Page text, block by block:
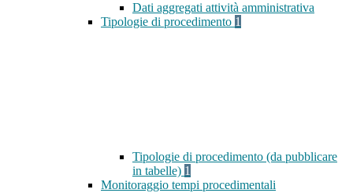
Dati aggregati attività amministrativa
Tipologie di procedimento 1
Tipologie di procedimento (da pubblicare
in tabelle) 1
Monitoraggio tempi procedimentali